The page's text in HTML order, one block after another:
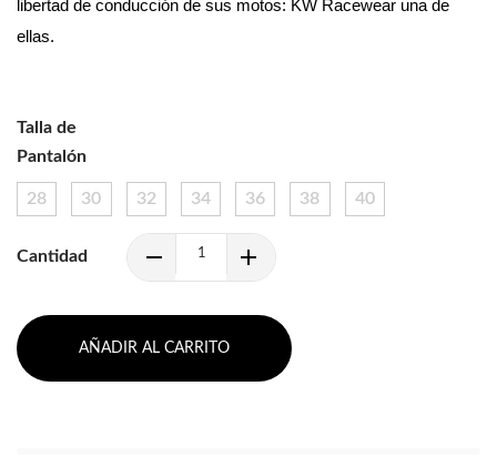
libertad de conducción de sus motos: KW Racewear una de
ellas.
Talla de
Pantalón
28 30 32 34 36 38 40
Cantidad
AÑADIR AL CARRITO